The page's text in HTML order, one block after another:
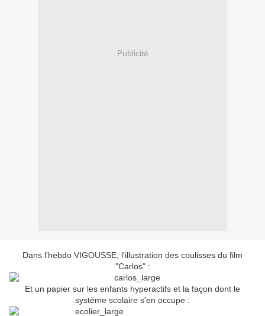
Publicité
Dans l'hebdo VIGOUSSE, l'illustration des coulisses du film
"Carlos" :
Et un papier sur les enfants hyperactifs et la façon dont le
système scolaire s'en occupe :